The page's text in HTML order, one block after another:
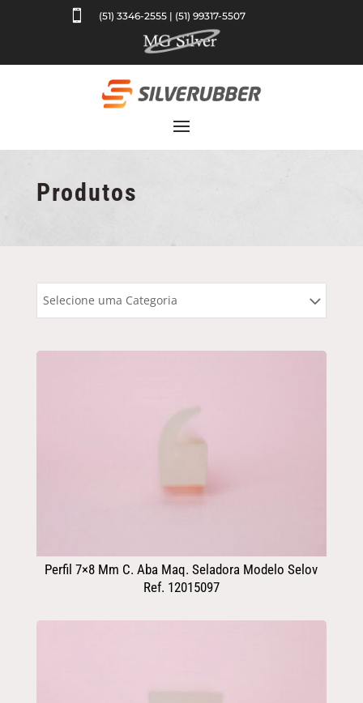
 (51) 3346-2555 | (51) 99317-5507
Produtos
Selecione uma Categoria
Perfil 7×8 Mm C. Aba Maq. Seladora Modelo Selov
Ref. 12015097